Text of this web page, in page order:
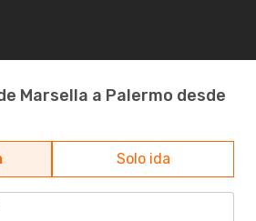
Marsella a Palermo desde
Solo ida